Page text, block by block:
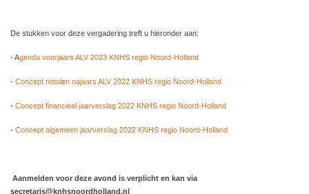
De stukken voor deze vergadering treft u hieronder aan:
- Agenda voorjaars ALV 2023 KNHS regio Noord-Holland
- Concept notulen najaars ALV 2022 KNHS regio Noord-Holland
- Concept financieel jaarverslag 2022 KNHS regio Noord-Holland
- Concept algemeen jaarverslag 2022 KNHS regio Noord-Holland
Aanmelden voor deze avond is verplicht en kan via
secretaris@knhsnoordholland.nl